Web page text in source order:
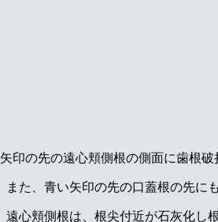
印の先の遠心頬側根の側面に歯根
また、青い矢印の先の口蓋根の先に
遠心頬側根は、根尖付近が石灰化し